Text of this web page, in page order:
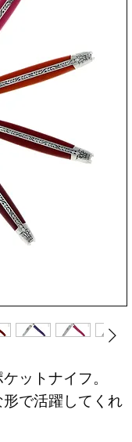
ットナイフ。
で活躍してくれ